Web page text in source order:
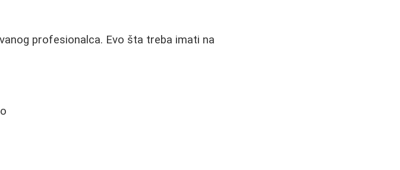
profesionalca. Evo šta treba imati na